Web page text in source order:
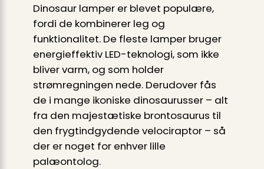
Dinosaur lamper er blevet populære,
fordi de kombinerer leg og
funktionalitet. De fleste lamper bruger
energieffektiv LED-teknologi, som ikke
bliver varm, og som holder
strømregningen nede. Derudover fås
de i mange ikoniske dinosaurusser – alt
fra den majestætiske brontosaurus til
den frygtindgydende velociraptor – så
der er noget for enhver lille
palæontolog.